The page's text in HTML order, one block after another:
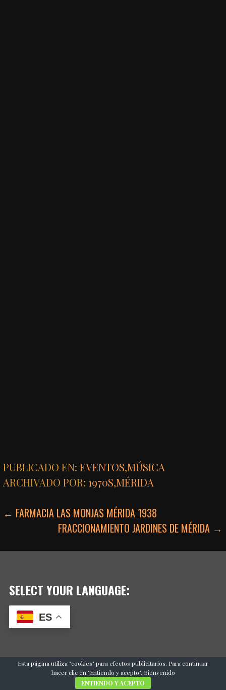
PUBLICADO EN:EVENTOS,MÚSICA
ARCHIVADO POR:1970S,MÉRIDA
NAVEGACIÓN
← FARMACIA LAS MONJAS MÉRIDA 1938
FRACCIONAMIENTO JARDINES DE MÉRIDA →
SELECT YOUR LANGUAGE:
ES
Esta página utiliza "cookies" para efectos publicitarios. Para continuar
hacer clic en "Entiendo y acepto". Bienvenido
ENTIENDO Y ACEPTO